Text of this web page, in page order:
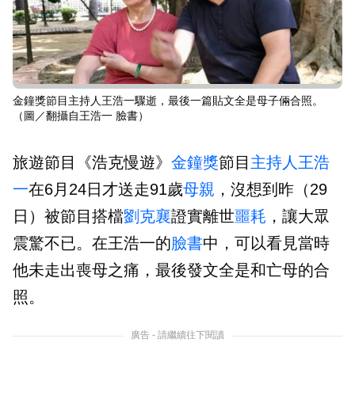
金鐘獎節目主持人王浩一驟逝，最後一篇貼文全是母子倆合照。
（圖／翻攝自王浩一 臉書）
旅遊節目《浩克慢遊》 金鐘獎節目 主持人 王浩
一在6月24日才送走91歲母親 ，沒想到昨（29
日）被節目搭檔劉克襄證實離世噩耗 ，讓大眾
震驚不已。在王浩一的臉書中，可以看見當時
他未走出喪母之痛，最後發文全是和亡母的合
照。
廣告 - 請繼續往下閱讀